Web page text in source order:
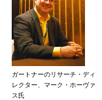
ガートナーのリサーチ・ディ
レクター、マーク・ホーヴァ
ス氏